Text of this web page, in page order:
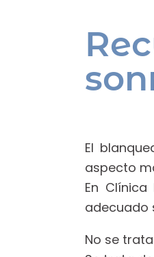
El
aspecto
En
adecuado
No se